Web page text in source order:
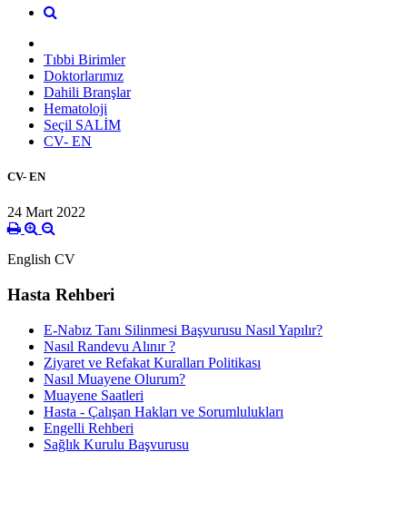
Tıbbi Birimler
Doktorlarımız
Dahili Branşlar
Hematoloji
Seçil SALİM
CV- EN
CV- EN
24 Mart 2022
English CV
Hasta Rehberi
E-Nabız Tanı Silinmesi Başvurusu Nasıl Yapılır?
Nasıl Randevu Alınır ?
Ziyaret ve Refakat Kuralları Politikası
Nasıl Muayene Olurum?
Muayene Saatleri
Hasta - Çalışan Hakları ve Sorumlulukları
Engelli Rehberi
Sağlık Kurulu Başvurusu